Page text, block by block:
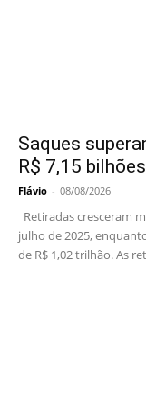
Saques
R$ 7,15
Flávio - 08/08/2026
Retiradas cresceram
julho de 2025,
de R$ 1,02 trilhão. As